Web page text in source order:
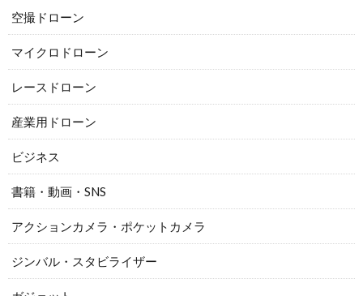
空撮ドローン
マイクロドローン
レースドローン
産業用ドローン
ビジネス
書籍・動画・SNS
アクションカメラ・ポケットカメラ
ジンバル・スタビライザー